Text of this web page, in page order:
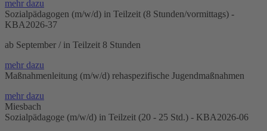
mehr dazu
Sozialpädagogen (m/w/d) in Teilzeit (8 Stunden/vormittags) -
KBA2026-37
ab September / in Teilzeit 8 Stunden
mehr dazu
Maßnahmenleitung (m/w/d) rehaspezifische Jugendmaßnahmen
mehr dazu
Miesbach
Sozialpädagoge (m/w/d) in Teilzeit (20 - 25 Std.) - KBA2026-06